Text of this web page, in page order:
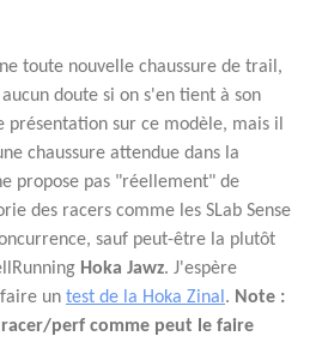
toute nouvelle chaussure de trail,
doute si on s'en tient à son
présentation sur ce modèle, mais il
chaussure attendue dans la
propose pas "réellement" de
des racers comme les SLab Sense
sauf peut-être la plutôt
Hoka Jawz. J'espère
un test de la Hoka Zinal . Note :
perf comme peut le faire